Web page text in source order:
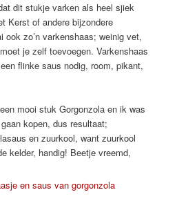
dit stukje varken als heel sjiek
Kerst of andere bijzondere
ook zo’n varkenshaas; weinig vet,
je zelf toevoegen. Varkenshaas
flinke saus nodig, room, pikant,
mooi stuk Gorgonzola en ik was
kopen, dus resultaat;
en zuurkool, want zuurkool
kelder, handig! Beetje vreemd,